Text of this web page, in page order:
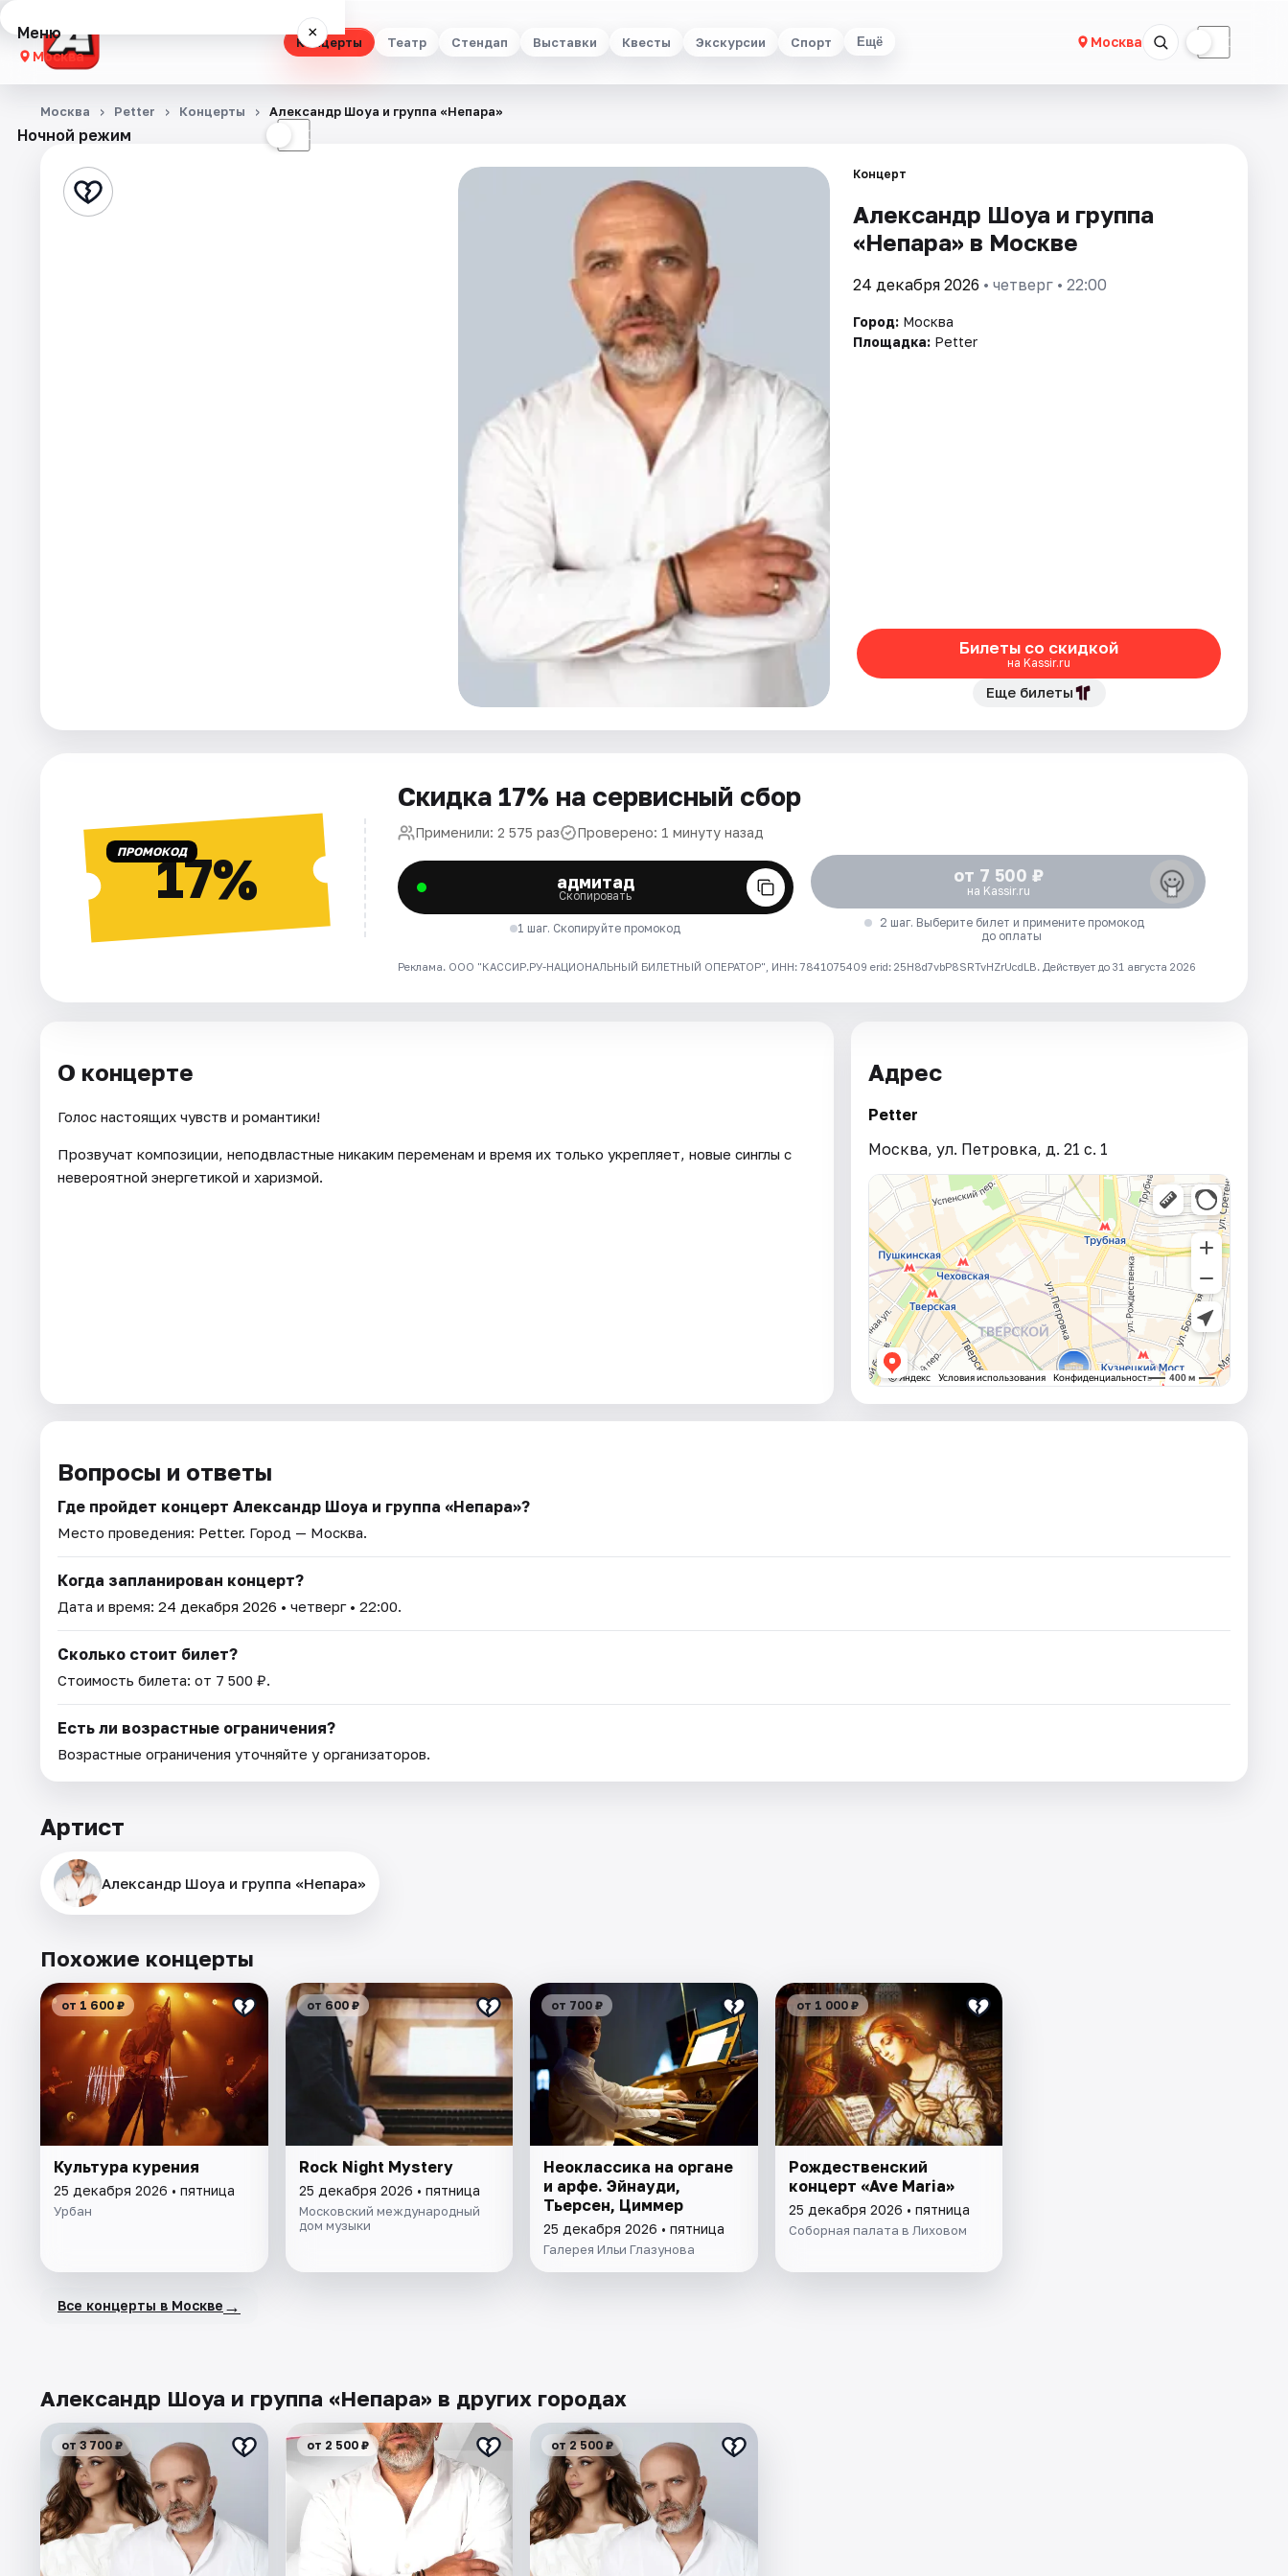
Концерты Театр Стендап Выставки Квесты Экскурсии Спорт Ещё Москва ☾
Меню ×
Москва
Концерты
Стендап
Ночной режим ☾
Москва Petter Концерты Александр Шоуа и группа «Непара»
Концерт
Александр Шоуа и группа
«Непара» в Москве
24 декабря 2026 • четверг • 22:00
Город: Москва
Площадка: Petter
Билеты со скидкой
на Kassir.ru
Еще билеты
ПРОМОКОД17%
Скидка 17% на сервисный сбор
Применили: 2 575 раз Проверено: 1 минуту назад
адмитад
Скопировать
1 шаг. Скопируйте промокод
от 7 500 ₽
на Kassir.ru
2 шаг. Выберите билет и примените промокод
до оплаты
Реклама. ООО "КАССИР.РУ-НАЦИОНАЛЬНЫЙ БИЛЕТНЫЙ ОПЕРАТОР", ИНН: 7841075409 erid: 25H8d7vbP8SRTvHZrUcdLB. Действует до 31 августа 2026
О концерте
Голос настоящих чувств и романтики!
Прозвучат композиции, неподвластные никаким переменам и время их только укрепляет, новые синглы с
невероятной энергетикой и харизмой.
Адрес
Petter
Москва, ул. Петровка, д. 21 с. 1
Вопросы и ответы
Где пройдет концерт Александр Шоуа и группа «Непара»?
Место проведения: Petter. Город — Москва.
Когда запланирован концерт?
Дата и время: 24 декабря 2026 • четверг • 22:00.
Сколько стоит билет?
Стоимость билета: от 7 500 ₽.
Есть ли возрастные ограничения?
Возрастные ограничения уточняйте у организаторов.
Артист
Александр Шоуа и группа «Непара»
Похожие концерты
от 1 600 ₽
Культура курения
25 декабря 2026 • пятница
Урбан
от 600 ₽
Rock Night Mystery
25 декабря 2026 • пятница
Московский международный
дом музыки
от 700 ₽
Неоклассика на органе
и арфе. Эйнауди,
Тьерсен, Циммер
25 декабря 2026 • пятница
Галерея Ильи Глазунова
от 1 000 ₽
Рождественский
концерт «Ave Maria»
25 декабря 2026 • пятница
Соборная палата в Лиховом
Все концерты в Москве →
Александр Шоуа и группа «Непара» в других городах
от 3 700 ₽ от 2 500 ₽ от 2 500 ₽